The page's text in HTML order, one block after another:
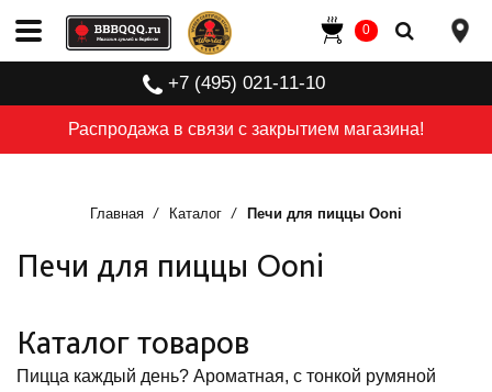
Распродажа в связи с закрытием магазина!
+7 (495) 021-11-10
0
Главная Каталог Печи для пиццы Ooni
Печи для пиццы Ooni
Каталог товаров
Пицца каждый день? Ароматная, с тонкой румяной